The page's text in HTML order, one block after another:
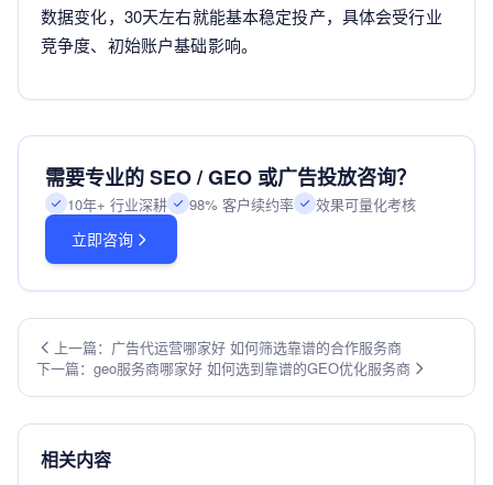
数据变化，30天左右就能基本稳定投产，具体会受行业
竞争度、初始账户基础影响。
需要专业的 SEO / GEO 或广告投放咨询？
10年+ 行业深耕 98% 客户续约率 效果可量化考核
立即咨询
上一篇：广告代运营哪家好 如何筛选靠谱的合作服务商
下一篇：geo服务商哪家好 如何选到靠谱的GEO优化服务商
相关内容